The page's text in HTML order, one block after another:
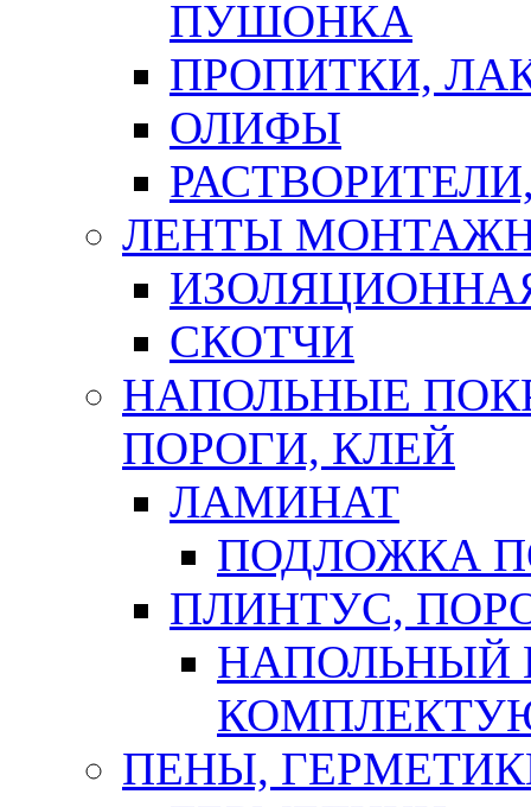
ПУШОНКА
ПРОПИТКИ,
ОЛИФЫ
ЛЕНТЫ
СКОТЧИ
НАПОЛЬНЫЕ
ПОРОГИ, КЛЕЙ
ЛАМИНАТ
ПОДЛОЖКА
ПЛИНТУС,
НАПОЛЬНЫЙ
ПЕНЫ,